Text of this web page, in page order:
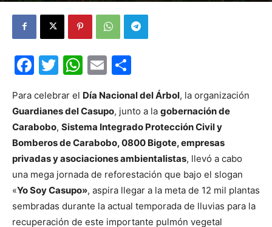
Facebook
Twitter
WhatsApp
Email
Para celebrar el Día Nacional del Árbol, la organización
Guardianes del Casupo, junto a la gobernación de
Carabobo, Sistema Integrado Protección Civil y
Bomberos de Carabobo, 0800 Bigote, empresas
privadas y asociaciones ambientalistas, llevó a cabo
una mega jornada de reforestación que bajo el slogan
«Yo Soy Casupo», aspira llegar a la meta de 12 mil plantas
sembradas durante la actual temporada de lluvias para la
recuperación de este importante pulmón vegetal